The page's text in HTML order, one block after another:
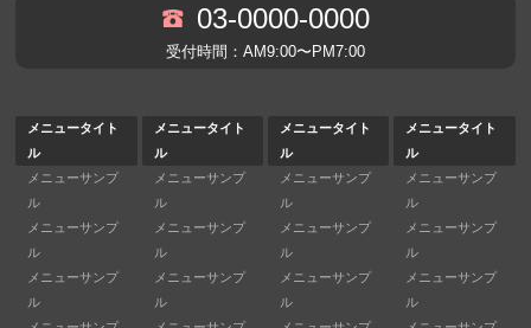
03-0000-0000
受付時間：AM9:00〜PM7:00
メニュータイト
ル
メニューサンプ
ル
メニューサンプ
ル
メニューサンプ
ル
メニュータイト
ル
メニューサンプ
ル
メニューサンプ
ル
メニューサンプ
ル
メニュータイト
ル
メニューサンプ
ル
メニューサンプ
ル
メニューサンプ
ル
メニュータイト
ル
メニューサンプ
ル
メニューサンプ
ル
メニューサンプ
ル